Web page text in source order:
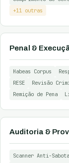
+11 outras
Penal &
Habeas Corpus
RESE
Revisão
Remição de Pena
Auditoria &
Scanner Anti-